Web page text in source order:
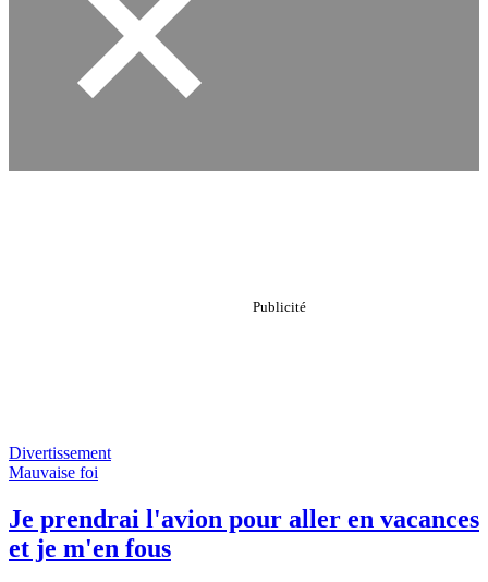
Divertissement
Mauvaise foi
Je prendrai l'avion pour aller en vacances
et je m'en fous